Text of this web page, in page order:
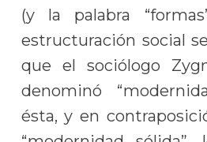
(y la palabra
estructuración social
que el sociólogo
denominó
ésta, y en